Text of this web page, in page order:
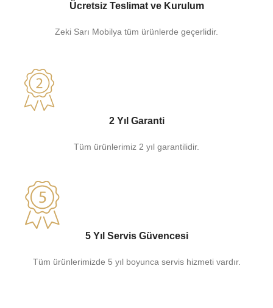
Ücretsiz Teslimat ve Kurulum
Zeki Sarı Mobilya tüm ürünlerde geçerlidir.
2 Yıl Garanti
Tüm ürünlerimiz 2 yıl garantilidir.
5 Yıl Servis Güvencesi
Tüm ürünlerimizde 5 yıl boyunca servis hizmeti vardır.